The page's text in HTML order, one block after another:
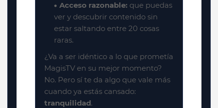
Acceso razonable: que puedas
ver y descubrir contenido sin
estar saltando entre 20 cosas
raras.
¿Va a ser idéntico a lo que prometía
MagisTV en su mejor momento?
No. Pero sí te da algo que vale más
cuando ya estás cansado:
tranquilidad.